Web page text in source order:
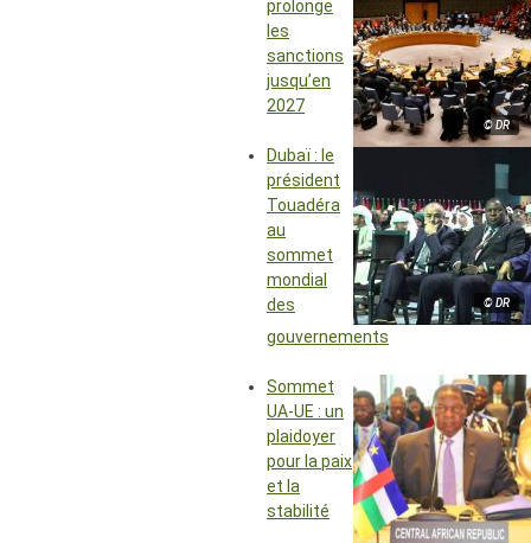
© DR
prolonge
les
sanctions
jusqu’en
2027
© DR
Dubaï : le
président
Touadéra
au
sommet
mondial
des
gouvernements
Sommet
UA-UE : un
plaidoyer
pour la paix
et la
stabilité